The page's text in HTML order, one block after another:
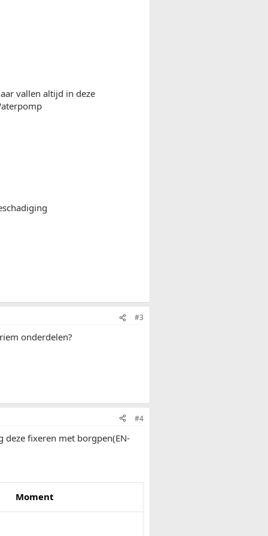
vallen altijd in deze
#3
onderdelen?
#4
fixeren met borgpen(EN-
Moment